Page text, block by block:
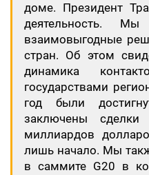
доме. Президент
деятельность.
взаимовыгодные
стран. Об этом
динамика
государствами
год были
заключены
миллиардов
лишь начало. Мы
в саммите G20 в